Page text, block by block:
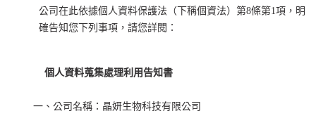
公司在此依據個人資料保護法（下稱個資法）第8條第1項，明
確告知您下列事項，請您詳閱：
個人資料蒐集處理利用告知書
一、公司名稱：晶妍生物科技有限公司